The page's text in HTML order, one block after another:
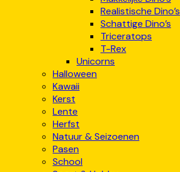
Realistische Dino’s
Schattige Dino’s
Triceratops
T-Rex
Unicorns
Halloween
Kawaii
Kerst
Lente
Herfst
Natuur & Seizoenen
Pasen
School